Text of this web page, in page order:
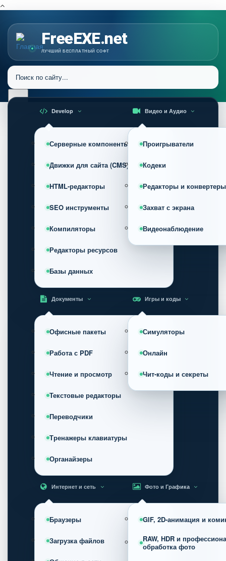
FreeEXE.net
ЛУЧШИЙ БЕСПЛАТНЫЙ СОФТ
Develop
Серверные компоненты
Движки для сайта (CMS)
HTML-редакторы
SEO инструменты
Компиляторы
Редакторы ресурсов
Базы данных
Видео и Аудио
Проигрыватели
Кодеки
Редакторы и конвертеры
Захват с экрана
Видеонаблюдение
Документы
Офисные пакеты
Работа с PDF
Чтение и просмотр
Текстовые редакторы
Переводчики
Тренажеры клавиатуры
Органайзеры
Игры и коды
Симуляторы
Онлайн
Чит-коды и секреты
Интернет и сеть
Браузеры
Загрузка файлов
Фото и Графика
GIF, 2D-анимация и
RAW, HDR и
обработка фото